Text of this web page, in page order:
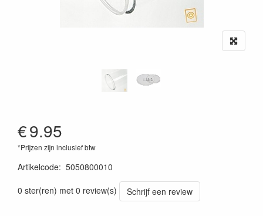
€9.95
*Prijzen zijn inclusief btw
Artikelcode: 5050800010
0 ster(ren) met 0 review(s)
Schrijf een review